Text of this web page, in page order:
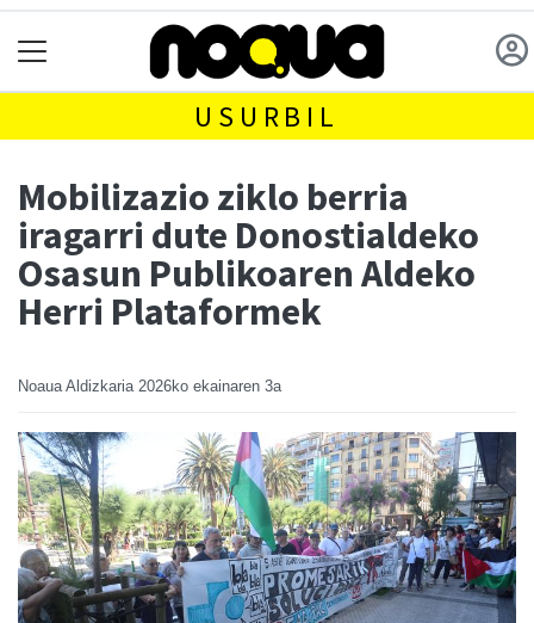
USURBIL
Mobilizazio ziklo berria
iragarri dute Donostialdeko
Osasun Publikoaren Aldeko
Herri Plataformek
Noaua Aldizkaria 2026ko ekainaren 3a